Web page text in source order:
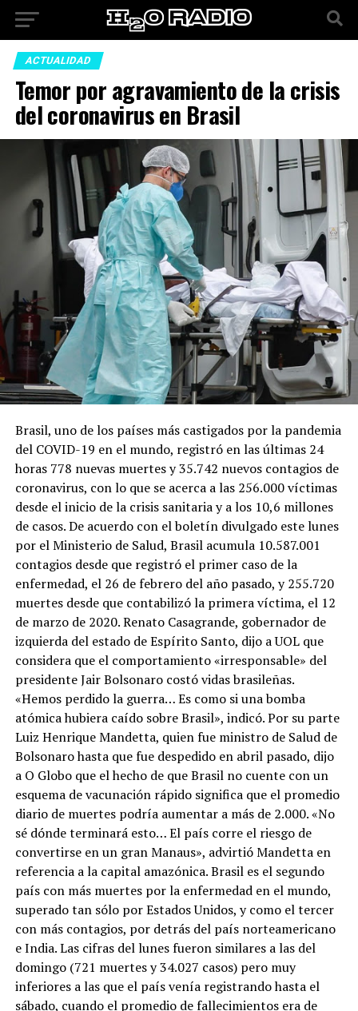
ACTUALIDAD
Temor por agravamiento de la crisis
del coronavirus en Brasil
Brasil, uno de los países más castigados por la pandemia
del COVID-19 en el mundo, registró en las últimas 24
horas 778 nuevas muertes y 35.742 nuevos contagios de
coronavirus, con lo que se acerca a las 256.000 víctimas
desde el inicio de la crisis sanitaria y a los 10,6 millones
de casos. De acuerdo con el boletín divulgado este lunes
por el Ministerio de Salud, Brasil acumula 10.587.001
contagios desde que registró el primer caso de la
enfermedad, el 26 de febrero del año pasado, y 255.720
muertes desde que contabilizó la primera víctima, el 12
de marzo de 2020. Renato Casagrande, gobernador de
izquierda del estado de Espírito Santo, dijo a UOL que
considera que el comportamiento «irresponsable» del
presidente Jair Bolsonaro costó vidas brasileñas.
«Hemos perdido la guerra… Es como si una bomba
atómica hubiera caído sobre Brasil», indicó. Por su parte
Luiz Henrique Mandetta, quien fue ministro de Salud de
Bolsonaro hasta que fue despedido en abril pasado, dijo
a O Globo que el hecho de que Brasil no cuente con un
esquema de vacunación rápido significa que el promedio
diario de muertes podría aumentar a más de 2.000. «No
sé dónde terminará esto… El país corre el riesgo de
convertirse en un gran Manaus», advirtió Mandetta en
referencia a la capital amazónica. Brasil es el segundo
país con más muertes por la enfermedad en el mundo,
superado tan sólo por Estados Unidos, y como el tercer
con más contagios, por detrás del país norteamericano
e India. Las cifras del lunes fueron similares a las del
domingo (721 muertes y 34.027 casos) pero muy
inferiores a las que el país venía registrando hasta el
sábado, cuando el promedio de fallecimientos era de